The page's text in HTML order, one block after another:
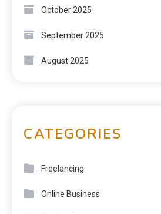
October 2025
September 2025
August 2025
CATEGORIES
Freelancing
Online Business